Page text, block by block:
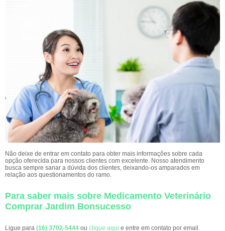
Não deixe de entrar em contato para obter mais informações sobre cada
opção oferecida para nossos clientes com excelente. Nosso atendimento
busca sempre sanar a dúvida dos clientes, deixando-os amparados em
relação aos questionamentos do ramo.
Para saber mais sobre Medicamento Veterinário
Comprar Jardim Bonsucesso
Ligue para (16) 3702-5444 ou clique aqui e entre em contato por email.